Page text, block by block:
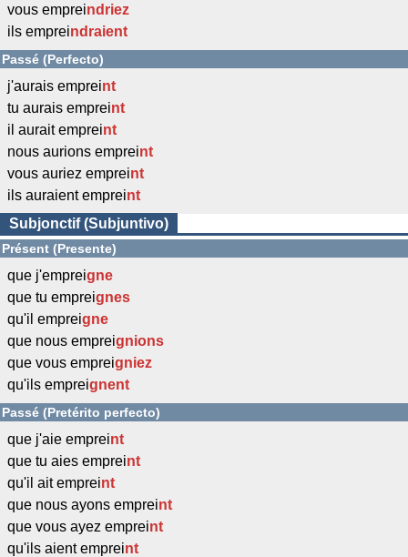
vous empreindriez
ils empreindraient
Passé (Perfecto)
j'aurais empreint
tu aurais empreint
il aurait empreint
nous aurions empreint
vous auriez empreint
ils auraient empreint
Subjonctif (Subjuntivo)
Présent (Presente)
que j'empreigne
que tu empreignes
qu'il empreigne
que nous empreignions
que vous empreigniez
qu'ils empreignent
Passé (Pretérito perfecto)
que j'aie empreint
que tu aies empreint
qu'il ait empreint
que nous ayons empreint
que vous ayez empreint
qu'ils aient empreint